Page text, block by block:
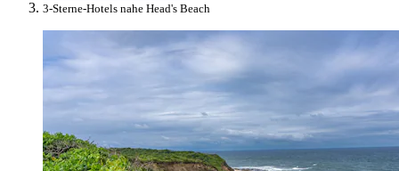
3-Sterne-Hotels nahe Head's Beach